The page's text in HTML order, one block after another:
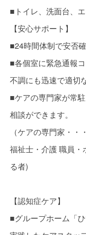
■トイレ、洗面台、
【安心サポート】
■24時間体制で安否
■各個室に緊急通報
不調にも迅速で適切
■ケアの専門家が常
相談ができます。
（ケアの専門家・
福祉士・介護 職員
る者)
【認知症ケア】
■グループホーム「